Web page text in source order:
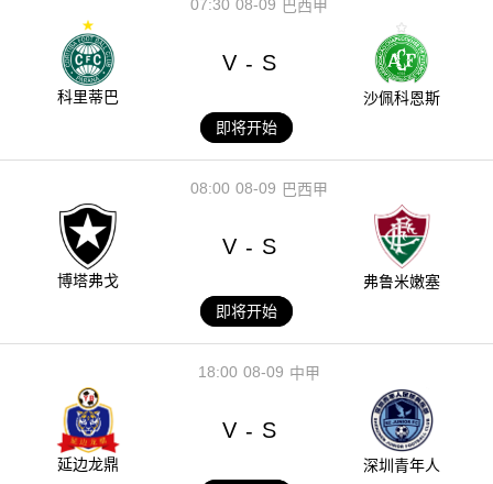
08-09
07:30 巴西甲
科里蒂巴
V - S
沙佩科恩斯
即将开始
08-09
08:00 巴西甲
博塔弗戈
V - S
弗鲁米嫩塞
即将开始
08-09
18:00 中甲
延边龙鼎
V - S
深圳青年人